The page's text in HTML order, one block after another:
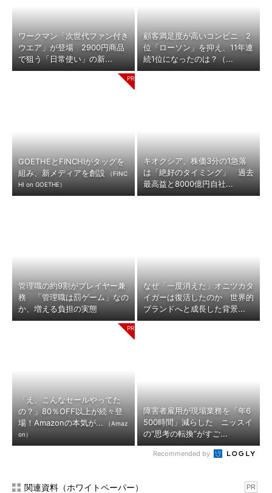
ワークマン「次世代ファン付き
ウエア」が登場 2900円商品
で狙う「日常使い」の新...
顧客満足度が高いコンビニ 2
位「ローソン」を抑え、11年連
続1位になったのは？（...
GOETHEとFINCHIがタッグを
組み、新メディアを創設
（FINC
HI on GOETHE）
キオクシア、株価3分の1急落
は「絶好のタイミング」 過去
最高益と8000億円自社...
管理職の約9割がプレイヤー兼
務 「管理職は罰ゲーム」なの
か、増える負担の実態
なぜ「一度消えた」オニツカタ
イガーは復活したのか 世界的
ブランドへと成長した背景...
「え、こんなセールやってた
の？」80％OFF以上が続々登
場！Amazonの本気が...
（Amaz
on）
障害者雇用が現場業務を「年6
500時間」減らした ニッスイ
の“思考の転換”がすご...
Recommended by
関連資料（ホワイトペーパー） PR